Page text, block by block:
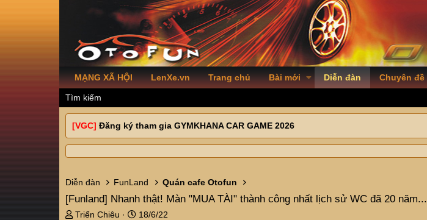
MẠNG XÃ HỘI LenXe.vn Trang chủ Bài mới Diễn đàn Chuyên đề
Tìm kiếm
[VGC] Đăng ký tham gia GYMKHANA CAR GAME 2026
Diễn đàn FunLand Quán cafe Otofun
[Funland] Nhanh thật! Màn "MUA TÀI" thành công nhất lịch sử WC đã 20 năm...
T
Triển Chiêu
N
18/6/22